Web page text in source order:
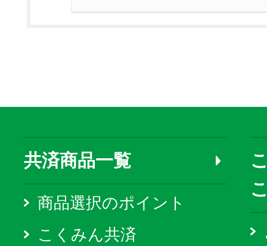
共済商品一覧
商品選択のポイント
こくみん共済